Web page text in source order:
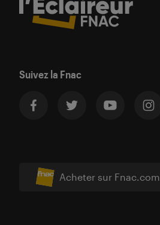
Suivez la Fnac
Acheter sur Fnac.com